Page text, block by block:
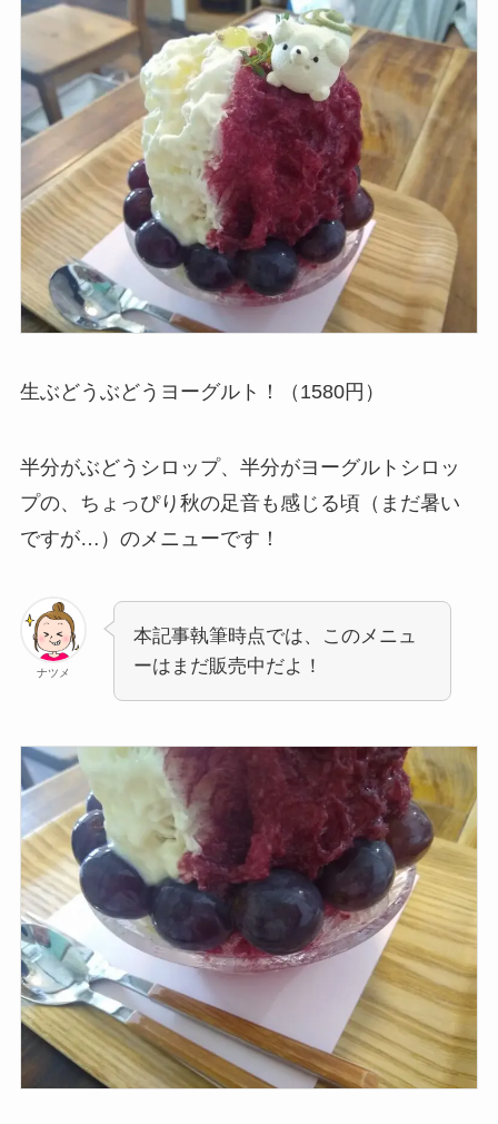
生ぶどうぶどうヨーグルト！（1580円）
半分がぶどうシロップ、半分がヨーグルトシロッ
プの、ちょっぴり秋の足音も感じる頃（まだ暑い
ですが…）のメニューです！
ナツメ
本記事執筆時点では、このメニュ
ーはまだ販売中だよ！